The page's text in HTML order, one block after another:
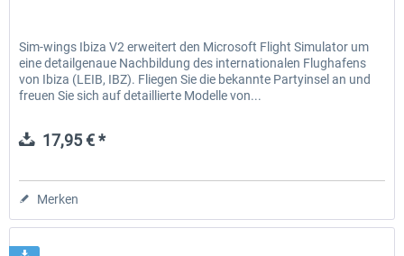
Sim-wings Ibiza V2 erweitert den Microsoft Flight Simulator um
eine detailgenaue Nachbildung des internationalen Flughafens
von Ibiza (LEIB, IBZ). Fliegen Sie die bekannte Partyinsel an und
freuen Sie sich auf detaillierte Modelle von...
17,95 € *
Merken